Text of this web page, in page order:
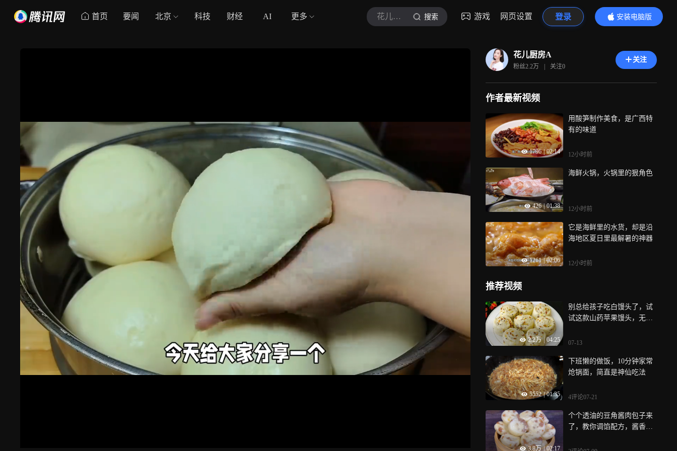
首页 要闻 北京 科技 财经 AI 更多 花儿厨房A 搜索 游戏 网页设置 登录
安装电脑版
内容更精彩
花儿厨房A
粉丝2.2万 | 关注0
关注
作者最新视频
1796 | 02:14
用酸笋制作美食，是广西特
有的味道
12小时前
426 | 01:38
海鲜火锅，火锅里的狠角色
12小时前
1261 | 02:06
它是海鲜里的水货，却是沿
海地区夏日里最解暑的神器
12小时前
推荐视频
2.2万 04:25
别总给孩子吃白馒头了，试
试这款山药苹果馒头，无糖
07-13
5552 | 01:35
下班懒的做饭，10分钟家常
炝锅面，简直是神仙吃法
4评论07-21
3.8万 | 02:17
个个透油的豆角酱肉包子来
了，教你调馅配方，酱香浓